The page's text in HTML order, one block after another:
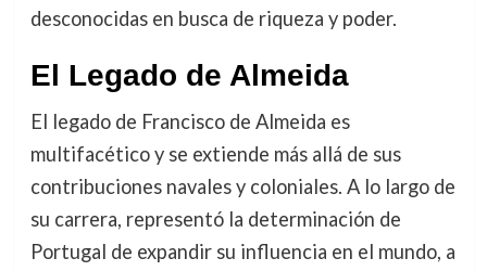
desconocidas en busca de riqueza y poder.
El Legado de Almeida
El legado de Francisco de Almeida es
multifacético y se extiende más allá de sus
contribuciones navales y coloniales. A lo largo de
su carrera, representó la determinación de
Portugal de expandir su influencia en el mundo, a